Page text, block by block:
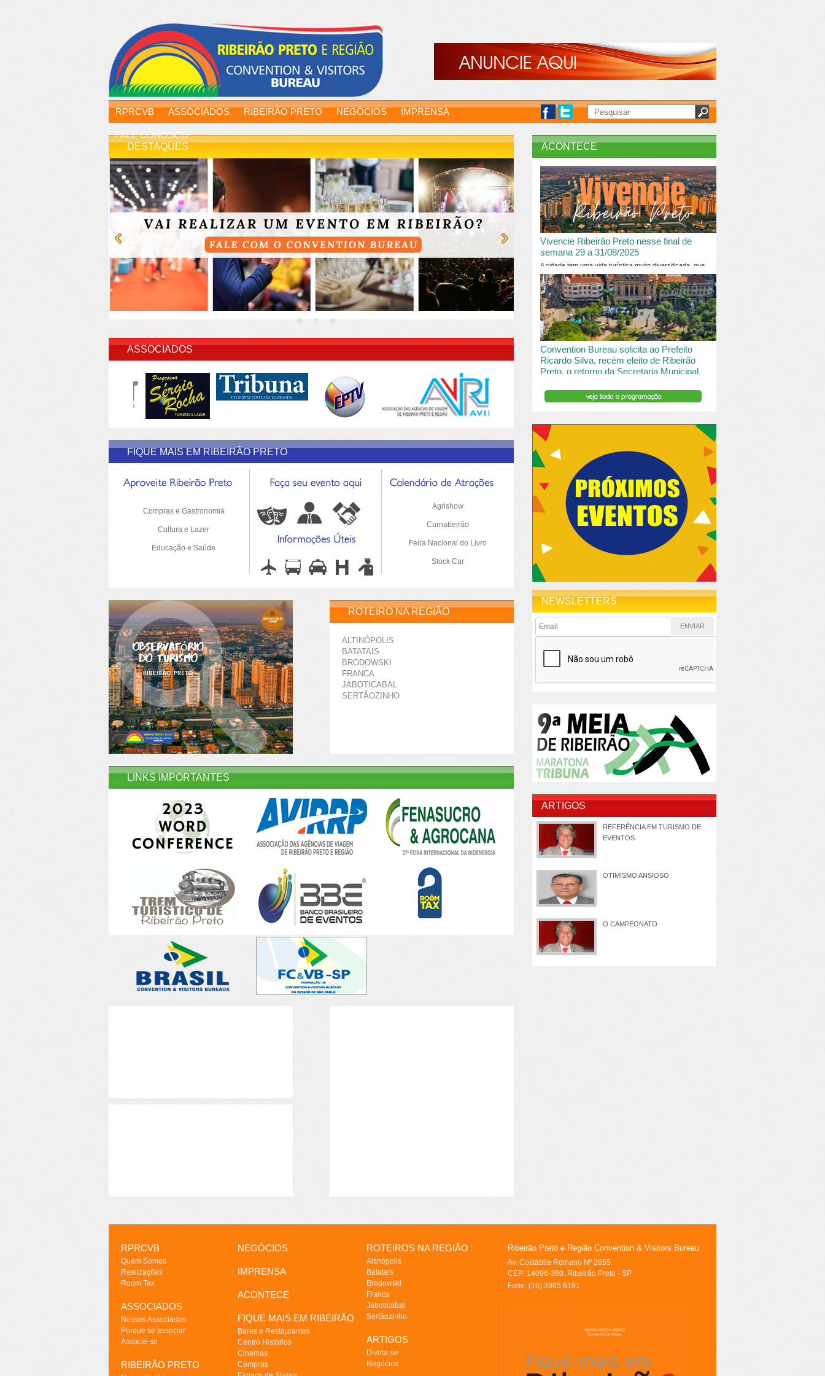
RPRCVB ASSOCIADOS RIBEIRÃO PRETO NEGÓCIOS IMPRENSA
FALE CONOSCO
DESTAQUES
INSERIR DESCRIÇÃO DO POST/PAGINAS
ASSOCIADOS
FIQUE MAIS EM RIBEIRÃO PRETO
Compras e Gastronomia
Cultura e Lazer
Educação e Saúde
Agrishow
Carnabeirão
Feira Nacional do Livro
Stock Car
ROTEIRO NA REGIÃO
ALTINÓPOLIS
BATATAIS
BRODOWSKI
FRANCA
JABOTICABAL
SERTÃOZINHO
LINKS IMPORTANTES
ACONTECE
Vivencie Ribeirão Preto nesse final de
semana 29 a 31/08/2025
A cidade tem uma vida turística muito diversificada, que
vai desde o turismo de saude à contemplação de
passaros....
Convention Bureau solicita ao Prefeito
Ricardo Silva, recém eleito de Ribeirão
Preto, o retorno da Secretaria Municipal
O Ribeirão Preto e Região Convention & Visitors Bureau
NEWSLETTERS
ARTIGOS
REFERÊNCIA EM TURISMO DE
EVENTOS
OTIMISMO ANSIOSO
O CAMPEONATO
RPRCVB
Quem Somos
Realizações
Room Tax
ASSOCIADOS
Nossos Associados
Porque se associar
Associe-se
RIBEIRÃO PRETO
NEGÓCIOS
IMPRENSA
ACONTECE
FIQUE MAIS EM RIBEIRÃO
Bares e Restaurantes
Centro Histórico
Cinemas
Compras
ROTEIROS NA REGIÃO
Altinópolis
Batatais
Brodowski
Franca
Jaboticabal
Sertãozinho
ARTIGOS
Divirta-se
Negócios
Ribeirão Preto e Região Convention & Visitors Bureau
Av. Costábile Romano Nº 2655.
CEP: 14096-380. Ribeirão Preto - SP
Fone: (16) 3965 6191